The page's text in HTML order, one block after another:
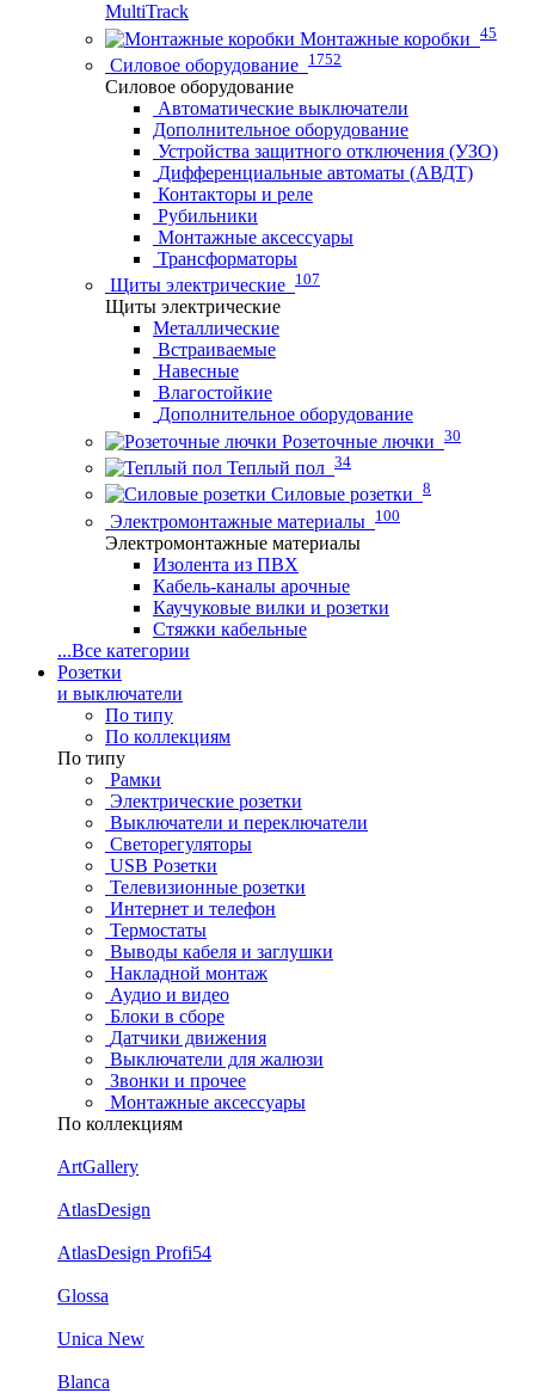
MultiTrack
Монтажные коробки 45
Силовое оборудование 1752
Силовое оборудование
Автоматические выключатели
Дополнительное оборудование
Устройства защитного отключения (УЗО)
Дифференциальные автоматы (АВДТ)
Контакторы и реле
Рубильники
Монтажные аксессуары
Трансформаторы
Щиты электрические 107
Щиты электрические
Металлические
Встраиваемые
Навесные
Влагостойкие
Дополнительное оборудование
Розеточные лючки 30
Теплый пол 34
Силовые розетки 8
Электромонтажные материалы 100
Электромонтажные материалы
Изолента из ПВХ
Кабель-каналы арочные
Каучуковые вилки и розетки
Стяжки кабельные
...Все категории
Розетки
и выключатели
По типу
По коллекциям
По типу
Рамки
Электрические розетки
Выключатели и переключатели
Светорегуляторы
USB Розетки
Телевизионные розетки
Интернет и телефон
Термостаты
Выводы кабеля и заглушки
Накладной монтаж
Аудио и видео
Блоки в сборе
Датчики движения
Выключатели для жалюзи
Звонки и прочее
Монтажные аксессуары
По коллекциям
ArtGallery
AtlasDesign
AtlasDesign Profi54
Glossa
Unica New
Blanca